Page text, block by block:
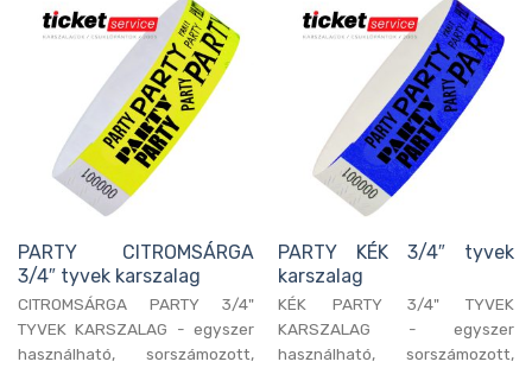
PARTY CITROMSÁRGA
3/4″ tyvek karszalag
CITROMSÁRGA PARTY 3/4"
TYVEK KARSZALAG - egyszer
használható, sorszámozott,
PARTY KÉK 3/4″ tyvek
karszalag
KÉK PARTY 3/4" TYVEK
KARSZALAG - egyszer
használható, sorszámozott,